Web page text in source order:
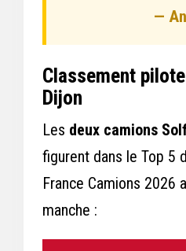
—
Classement
Dijon
Les deux camions
figurent dans le Top 5
France Camions 2026
manche :